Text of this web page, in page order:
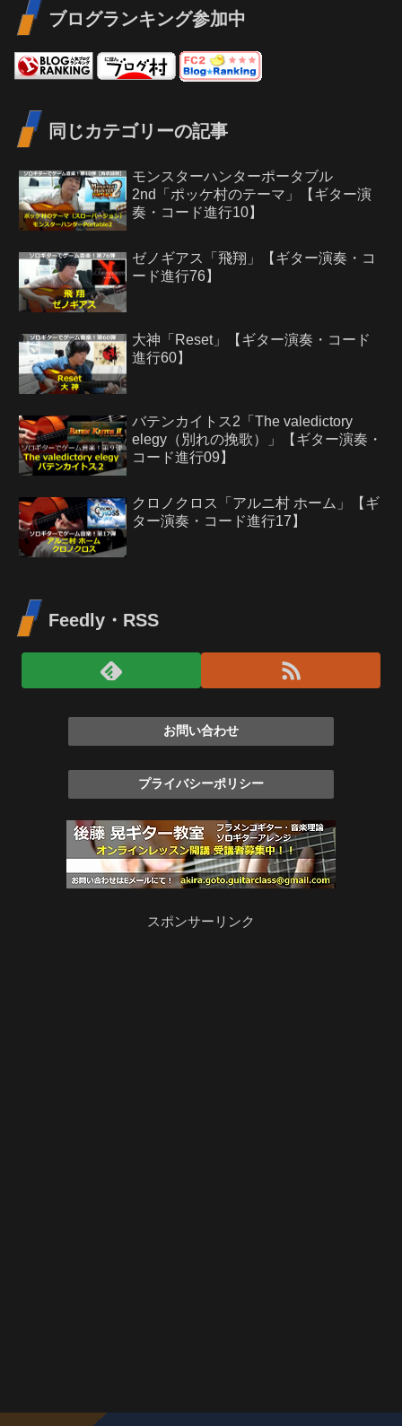
ブログランキング参加中
同じカテゴリーの記事
モンスターハンターポータブル
2nd「ポッケ村のテーマ」【ギター演
奏・コード進行10】
ゼノギアス「飛翔」【ギター演奏・コ
ード進行76】
大神「Reset」【ギター演奏・コード
進行60】
バテンカイトス2「The valedictory
elegy（別れの挽歌）」【ギター演奏・
コード進行09】
クロノクロス「アルニ村 ホーム」【ギ
ター演奏・コード進行17】
Feedly・RSS
お問い合わせ
プライバシーポリシー
スポンサーリンク